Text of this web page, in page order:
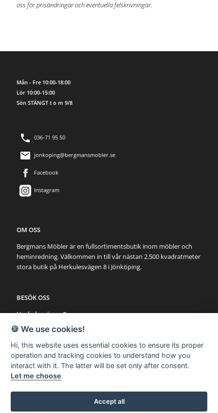
oss för prisändringar och eventuella felskrivningar.
Mån - Fre 10:00-18:00
Lör 10:00-15:00
Sön STÄNGT t o m 9/8
036-71 95 50
jonkoping@bergmansmobler.se
Facebook
Instagram
OM OSS
Bergmans Möbler är en fullsortimentsbutik inom möbler och
heminredning. Välkommen in till vår nästan 2.500 kvadratmeter
stora butik på Herkulesvägen 8 i Jönköping.
BESÖK OSS
Herkulesvägen 8
553 03 Jönköping
Karta via Google Maps
SNABBLÄNKAR
Möbler
Övrigt
🍪 We use cookies!
Hi, this website uses essential cookies to ensure its proper
operation and tracking cookies to understand how you
interact with it. The latter will be set only after consent.
Let me choose
Accept all